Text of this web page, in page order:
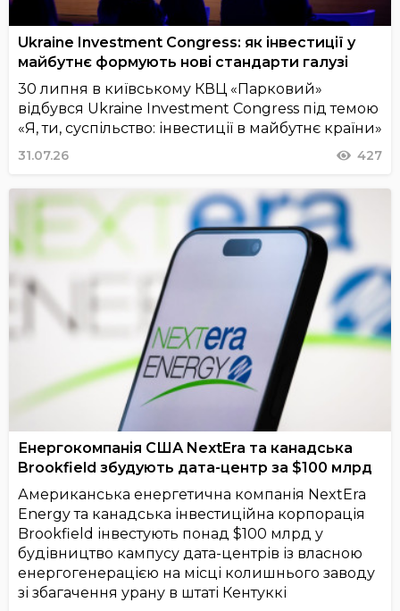
Ukraine Investment Congress: як інвестиції у
майбутнє формують нові стандарти галузі
30 липня в київському КВЦ «Парковий»
відбувся Ukraine Investment Congress під темою
«Я, ти, суспільство: інвестиції в майбутнє країни»
31.07.26 427
Енергокомпанія США NextEra та канадська
Brookfield збудують дата-центр за $100 млрд
Американська енергетична компанія NextEra
Energy та канадська інвестиційна корпорація
Brookfield інвестують понад $100 млрд у
будівництво кампусу дата-центрів із власною
енергогенерацією на місці колишнього заводу
зі збагачення урану в штаті Кентуккі